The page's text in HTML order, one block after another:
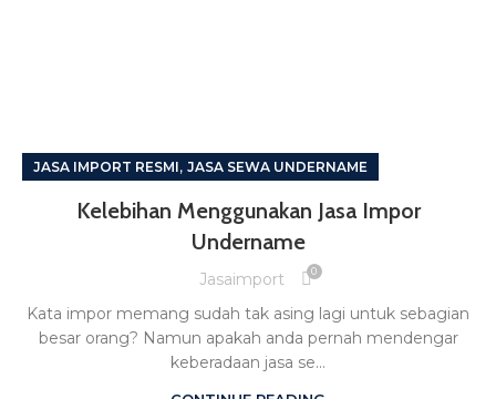
JASA IMPORT RESMI, JASA SEWA UNDERNAME
Kelebihan Menggunakan Jasa Impor
Undername
Jasaimport 0
Kata impor memang sudah tak asing lagi untuk sebagian
besar orang? Namun apakah anda pernah mendengar
keberadaan jasa se...